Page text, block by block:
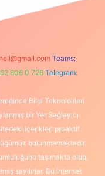
Teams:
606 0 726 Telegram:
Bilgi Teknolojileri
bir Yer Sağlayıcı
içerikleri proaktif
bulunmamaktadır.
taşımakta olup,
sayılırlar. Bu internet